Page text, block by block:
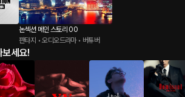
논섹션 메인 스토리 00
판타지 • 오디오드라마 • 버튜버
보세요!